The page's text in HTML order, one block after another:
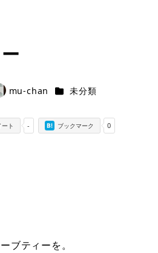
mu-chan カテゴリー
未分類
-
ート 0
ブックマーク
ブティーを。